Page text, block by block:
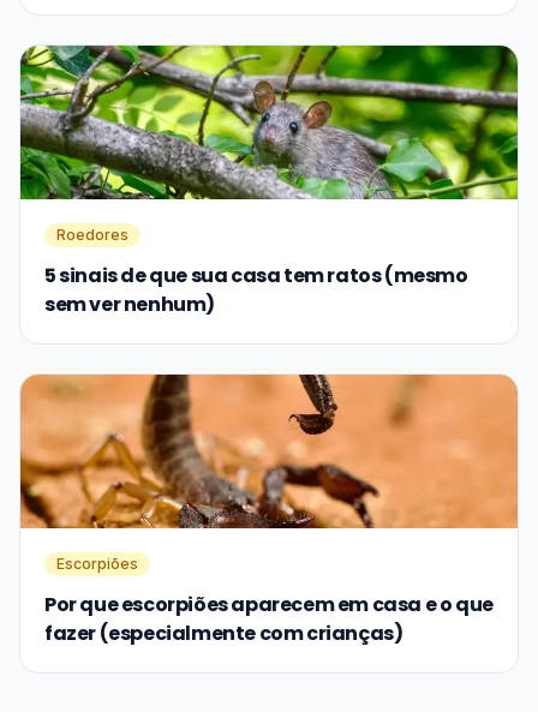
Roedores
5 sinais de que sua casa tem ratos (mesmo
sem ver nenhum)
Escorpiões
Por que escorpiões aparecem em casa e o que
fazer (especialmente com crianças)